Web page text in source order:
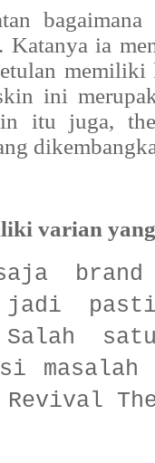
Katanya ia
ini
itu juga,
varian
saja
jadi
Salah